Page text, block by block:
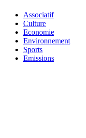
Associatif
Culture
Economie
Environnement
Sports
Emissions